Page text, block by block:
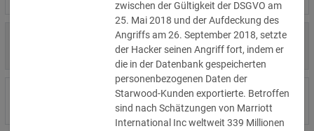
4.000 €
»Details
Η Μάθηση
15.000 €
»Details
Flamel
zwischen der Gültigkeit der DSGVO am
25. Mai 2018 und der Aufdeckung des
Angriffs am 26. September 2018, setzte
der Hacker seinen Angriff fort, indem er
die in der Datenbank gespeicherten
personenbezogenen Daten der
Starwood-Kunden exportierte. Betroffen
sind nach Schätzungen von Marriott
International Inc weltweit 339 Millionen